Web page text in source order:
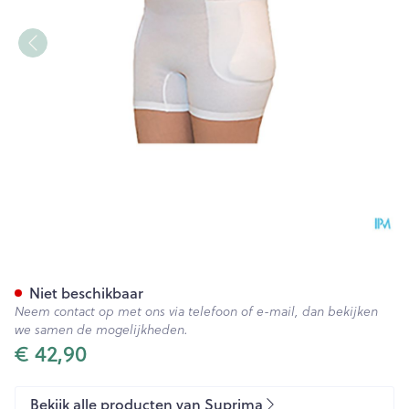
€ 42,90
Niet beschikbaar
Neem contact op met ons via telefoon of e-mail, dan bekijken
we samen de mogelijkheden.
Bekijk alle producten van Suprima